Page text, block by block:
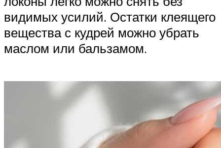
видимых усилий. Остатки клеящего
вещества с кудрей можно убрать
маслом или бальзамом.